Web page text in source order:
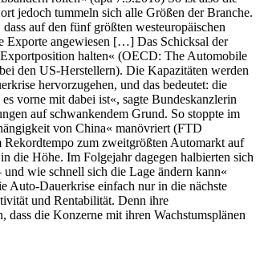
jedoch tummeln sich alle Größen der Branche.
auf den fünf größten westeuropäischen
Exporte angewiesen […] Das Schicksal der
halten« (OECD: The Automobile
den US-Herstellern). Die Kapazitäten werden
hervorzugehen, und das bedeutet: die
vorne mit dabei ist«, sagte Bundeskanzlerin
auf schwankendem Grund. So stoppte im
von China« manövriert (FTD
zum zweitgrößten Automarkt auf
die Höhe. Im Folgejahr dagegen halbierten sich
wie schnell sich die Lage ändern kann«
Auto-Dauerkrise einfach nur in die nächste
und Rentabilität. Denn ihre
dass die Konzerne mit ihren Wachstumsplänen